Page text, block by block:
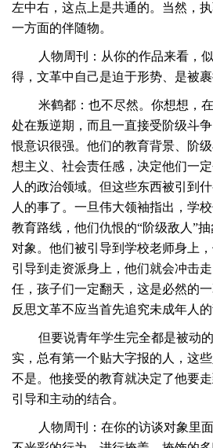
左中右，这点上是共通的。当然，
一方面的伴随物。
人物周刊：从你的作品来看，
得，文革中自己是迫于形势、是被
米鹤都：也不尽然。你想想，
处在叛逆期，而且一直接受阶级斗
恨意识很强。他们的教育背景、阶
想主义、社会责任感，决定他们一
人的政治领域。但这些东西被引到
人的事了。一旦伟大领袖指出，学
教育路线，他们仇恨的“阶级敌人”
对象。他们被引导到学校老师身上
引导到走资派身上，他们就会冲击
任，孩子们一定翻天，这是必然的
反思文革不应当首先追究未成年人的
但要说青年学生完全都是被动
实，总有第一个贴大字报的人，这
不是。他接受的教育就决定了他要
引导和主动的结合。
人物周刊：在你的访谈对象里